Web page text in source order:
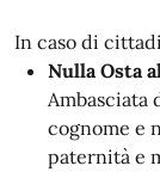
In caso di
Nulla Osta
Ambasciata
cognome e
paternità e